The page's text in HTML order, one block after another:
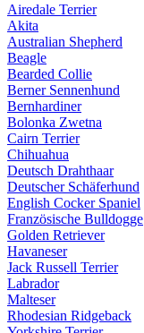
Airedale Terrier
Akita
Australian Shepherd
Beagle
Bearded Collie
Berner Sennenhund
Bernhardiner
Bolonka Zwetna
Cairn Terrier
Chihuahua
Deutsch Drahthaar
Deutscher Schäferhund
English Cocker Spaniel
Französische Bulldogge
Golden Retriever
Havaneser
Jack Russell Terrier
Labrador
Malteser
Rhodesian Ridgeback